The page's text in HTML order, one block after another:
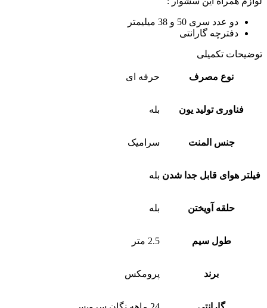
دو عدد سری 50 و 38 میلیمتر
دفترچه گارانتی
توضیحات تکمیلی
نوع مصرف حرفه ای
فناوری تولید یون بله
جنس المنت سرامیک
فیلتر هوای قابل جدا شدن بله
حلقه آویختن بله
طول سیم 2.5 متر
برند پرومکس